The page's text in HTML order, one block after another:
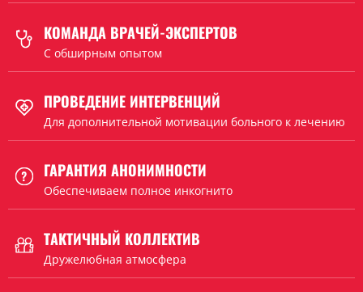
КОМАНДА ВРАЧЕЙ-ЭКСПЕРТОВ
C обширным опытом
ПРОВЕДЕНИЕ ИНТЕРВЕНЦИЙ
Для дополнительной мотивации больного к лечению
ГАРАНТИЯ АНОНИМНОСТИ
Обеспечиваем полное инкогнито
ТАКТИЧНЫЙ КОЛЛЕКТИВ
Дружелюбная атмосфера